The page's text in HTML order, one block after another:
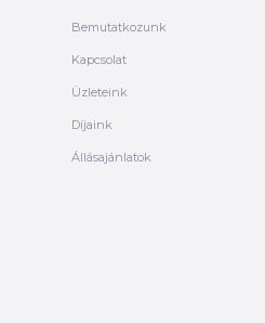
Bemutatkozunk
Kapcsolat
Üzleteink
Díjaink
Állásajánlatok